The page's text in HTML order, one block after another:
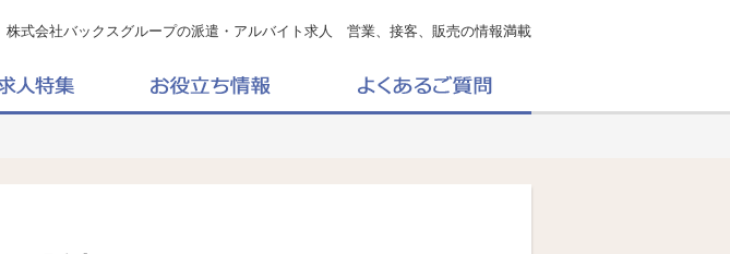
株式会社バックスグループの派遣・アルバイト求人 営業、接客、販売の情報満載